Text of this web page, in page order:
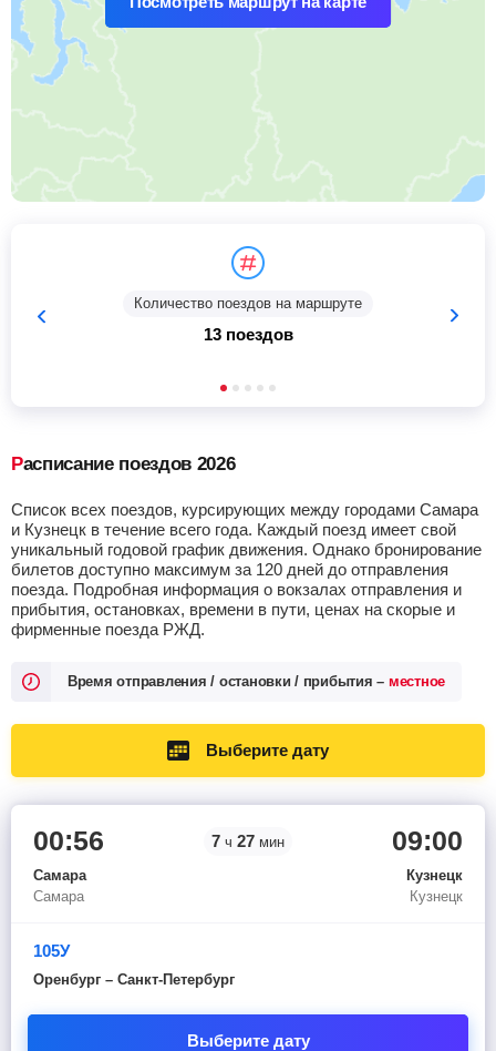
Количество поездов на маршруте
13 поездов
Расписание поездов 2026
Список всех поездов, курсирующих между городами Самара
и Кузнецк в течение всего года. Каждый поезд имеет свой
уникальный годовой график движения. Однако бронирование
билетов доступно максимум за 120 дней до отправления
поезда. Подробная информация о вокзалах отправления и
прибытия, остановках, времени в пути, ценах на скорые и
фирменные поезда РЖД.
Время отправления / остановки / прибытия – местное
Выберите дату
00:56
Самара
Самара
7 ч 27 мин 09:00
Кузнецк
Кузнецк
105У
Оренбург – Санкт-Петербург
Выберите дату